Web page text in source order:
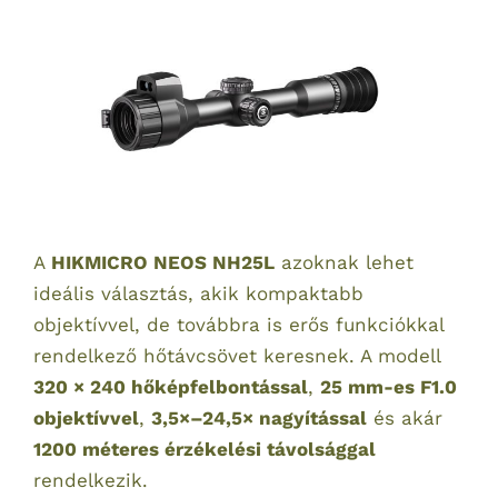
A HIKMICRO NEOS NH25L azoknak lehet
ideális választás, akik kompaktabb
objektívvel, de továbbra is erős funkciókkal
rendelkező hőtávcsövet keresnek. A modell
320 × 240 hőképfelbontással, 25 mm-es F1.0
objektívvel, 3,5×–24,5× nagyítással és akár
1200 méteres érzékelési távolsággal
rendelkezik.